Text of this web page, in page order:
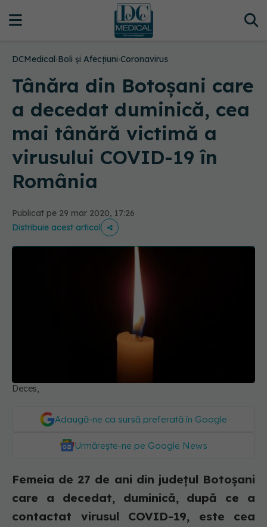
DCMedical›Boli și Afecțiuni›Coronavirus
Tânăra din Botoşani care
a decedat duminică, cea
mai tânără victimă a
virusului COVID-19 în
România
Publicat pe 29 mar 2020, 17:26
Distribuie acest articol
Deces,
Adaugă-ne ca sursă preferată în Google
Urmărește-ne pe Google News
Femeia de 27 de ani din judeţul Botoşani
care a decedat, duminică, după ce a
contactat virusul COVID-19, este cea